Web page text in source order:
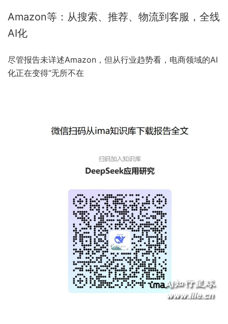
Amazon等：从搜索、推荐、物流到客服，全线
AI化
尽管报告未详述Amazon，但从行业趋势看，电商领域的AI
化正在变得“无所不在